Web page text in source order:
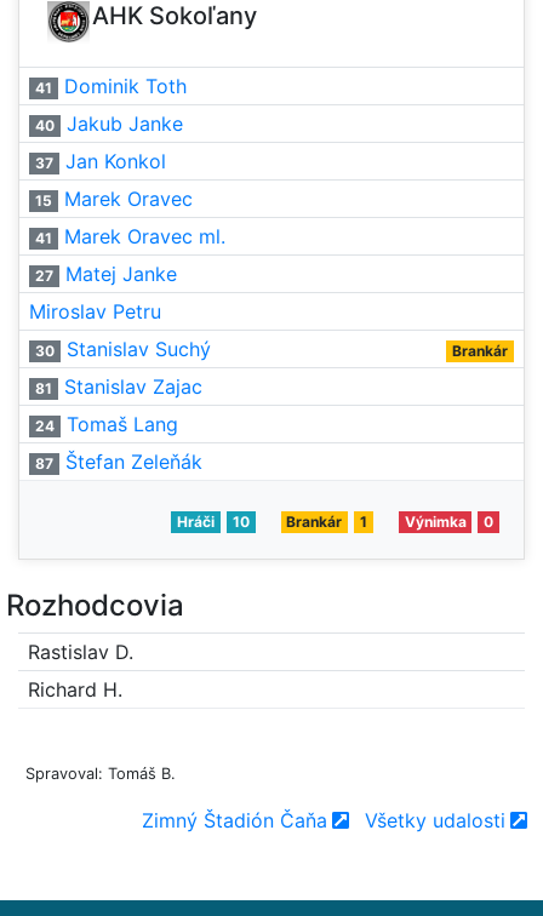
AHK Sokoľany
41 Dominik Toth
40 Jakub Janke
37 Jan Konkol
15 Marek Oravec
41 Marek Oravec ml.
27
Matej Janke
Miroslav Petru
30 Stanislav Suchý Brankár
81 Stanislav Zajac
24 Tomaš Lang
87 Štefan Zeleňák
Hráči 10 Brankár 1 Výnimka 0
Rozhodcovia
Rastislav D.
Richard H.
Spravoval: Tomáš B.
Zimný Štadión Čaňa Všetky udalosti